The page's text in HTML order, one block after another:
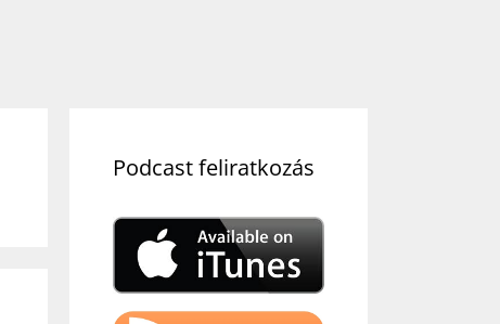
Podcast feliratkozás